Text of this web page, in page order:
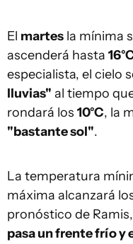
El martes la mínima
ascenderá hasta
especialista, el cielo
lluvias" al tiempo
rondará los 10°C, la
"bastante sol".
La temperatura
máxima alcanzará
pronóstico de
pasa un frente frío y